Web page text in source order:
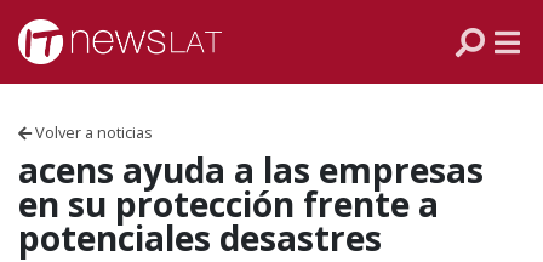
Skip to content
Volver a noticias
acens ayuda a las empresas
en su protección frente a
potenciales desastres
VENEZUELA
ECUADOR